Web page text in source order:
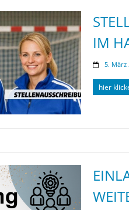
IM
5. März
hier